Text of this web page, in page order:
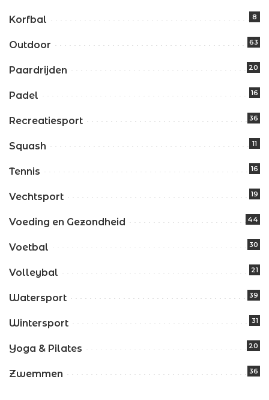
Korfbal 8
Outdoor 63
Paardrijden 20
Padel 16
Recreatiesport 36
Squash 11
Tennis 16
Vechtsport 19
Voeding en Gezondheid 44
Voetbal 30
Volleybal 21
Watersport 39
Wintersport 31
Yoga & Pilates 20
Zwemmen 36